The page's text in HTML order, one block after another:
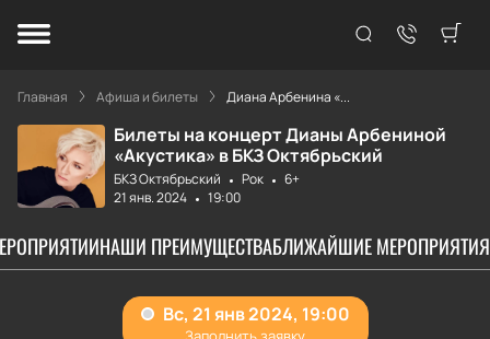
Главная Афиша и билеты Диана Арбенина «...
Билеты на концерт Дианы Арбениной
«Акустика» в БКЗ Октябрьский
БКЗ Октябрьский Рок
6+
21 янв. 2024
19:00
НАШИ ПРЕИМУЩЕСТВАБЛИЖАЙШИЕ МЕРОПРИЯТИЯ